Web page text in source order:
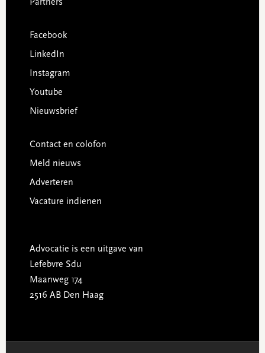
Partners
Facebook
LinkedIn
Instagram
Youtube
Nieuwsbrief
Contact en colofon
Meld nieuws
Adverteren
Vacature indienen
Advocatie is een uitgave van
Lefebvre Sdu
Maanweg 174
2516 AB Den Haag